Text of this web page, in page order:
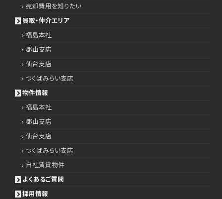
売却費用を知りたい
買取・仲介エリア
福島本社
郡山支店
仙台支店
つくばみらい支店
物件情報
福島本社
郡山支店
仙台支店
つくばみらい支店
自社賃貸物件
よくあるご質問
採用情報